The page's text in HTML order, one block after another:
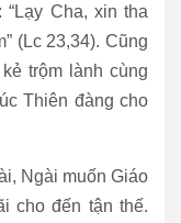
Cha, xin tha
(Lc 23,34). Cũng
trộm lành cùng
Thiên đàng cho
Ngài muốn Giáo
cho đến tận thế.